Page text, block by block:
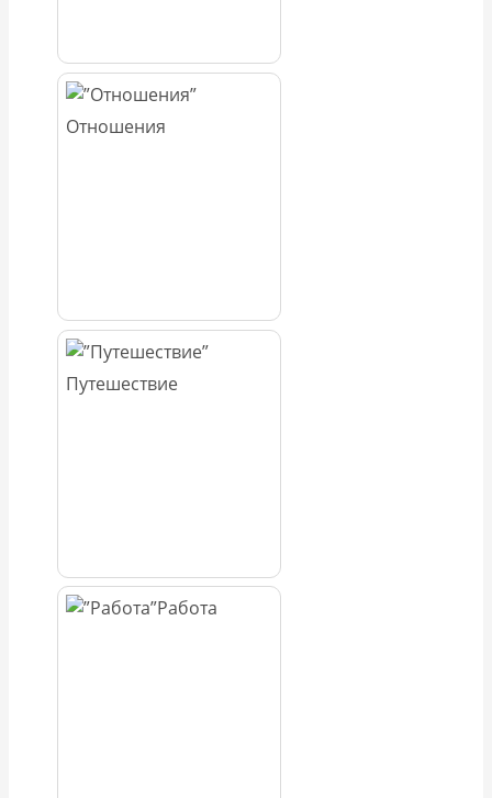
Отношения
Путешествие
Работа